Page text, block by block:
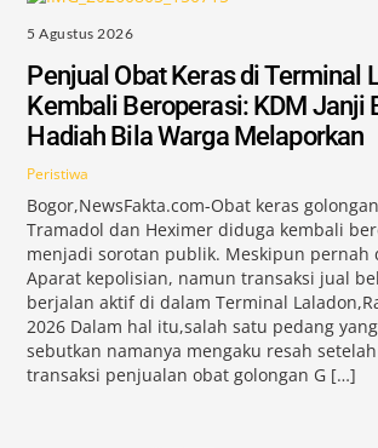
5 Agustus 2026
Penjual Obat Keras di Terminal
Kembali Beroperasi: KDM Janji
Hadiah Bila Warga Melaporkan
Peristiwa
Bogor,NewsFakta.com-Obat keras
Tramadol dan Heximer diduga kembali
menjadi sorotan publik. Meskipun pernah
Aparat kepolisian, namun transaksi jual
berjalan aktif di dalam Terminal
2026 Dalam hal itu,salah satu pedang
sebutkan namanya mengaku resah
transaksi penjualan obat golongan G […]